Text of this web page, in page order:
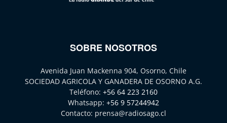
SOBRE NOSOTROS
Avenida Juan Mackenna 904, Osorno, Chile
SOCIEDAD AGRICOLA Y GANADERA DE OSORNO A.G.
Teléfono: +56 64 223 2160
Whatsapp: +56 9 57244942
Contacto: prensa@radiosago.cl